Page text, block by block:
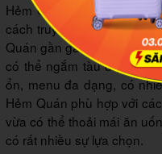
Hẻm Quán có quy mô
cách truyền thống, giống
Quán gần ga Cát Linh nên
có thể ngắm tàu điện Cát
ổn, menu đa dạng, có
Hẻm Quán phù hợp với
vừa có thể thoải mái ăn
có rất nhiều sự lựa chọn.